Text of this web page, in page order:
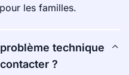
les familles.
technique
?